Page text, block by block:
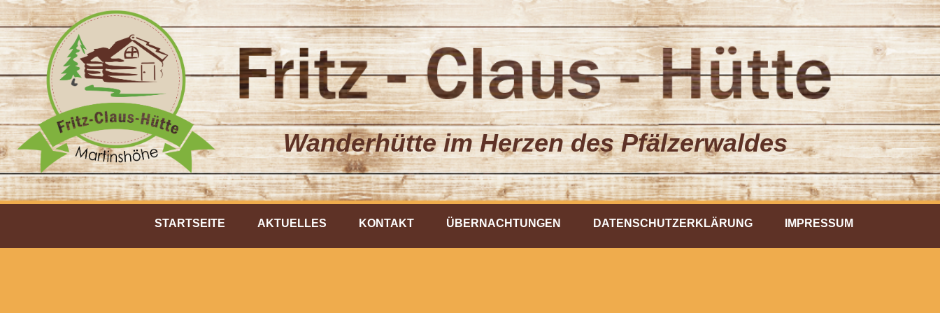
Wanderhütte im Herzen des Pfälzerwaldes
STARTSEITE AKTUELLES KONTAKT ÜBERNACHTUNGEN DATENSCHUTZERKLÄRUNG IMPRESSUM